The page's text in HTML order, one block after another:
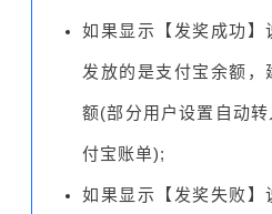
如果显示【发奖成功】
发放的是支付宝余额
额(部分用户设置自动
付宝账单);
如果显示【发奖失败